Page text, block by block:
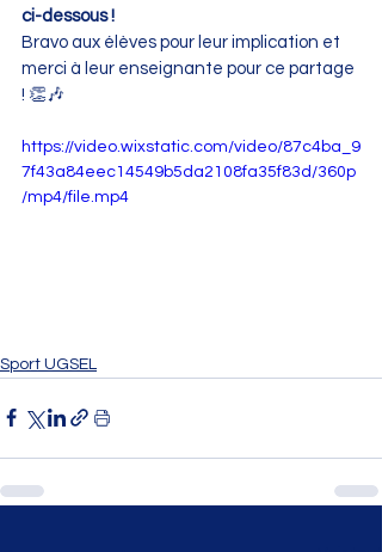
ci-dessous !
Bravo aux élèves pour leur implication et
merci à leur enseignante pour ce partage
! 👏🎶
https://video.wixstatic.com/video/87c4ba_9
7f43a84eec14549b5da2108fa35f83d/360p
/mp4/file.mp4
Sport UGSEL